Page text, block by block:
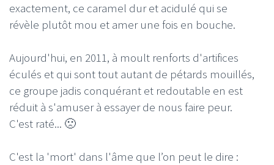
exactement, ce caramel dur et acidulé qui se
révèle plutôt mou et amer une fois en bouche.
Aujourd'hui, en 2011, à moult renforts d'artifices
éculés et qui sont tout autant de pétards mouillés,
ce groupe jadis conquérant et redoutable en est
réduit à s'amuser à essayer de nous faire peur.
C'est raté... 🙁
C'est la 'mort' dans l'âme que l’on peut le dire :